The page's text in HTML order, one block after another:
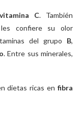
vitamina C. También
confiere su olor
del grupo B,
. Entre sus minerales,
dietas ricas en fibra